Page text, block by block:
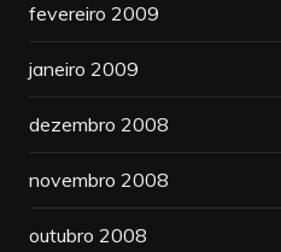
fevereiro 2009
janeiro 2009
dezembro 2008
novembro 2008
outubro 2008